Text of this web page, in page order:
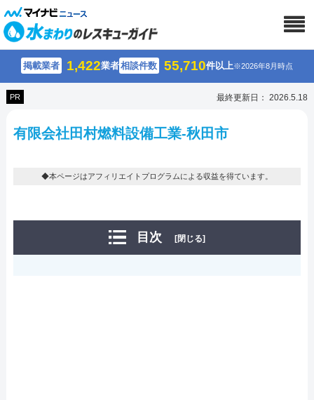
掲載業者 1,422業者相談件数 55,710件以上※2026年8月時点
PR 最終更新日： 2026.5.18
有限会社田村燃料設備工業-秋田市
◆本ページはアフィリエイトプログラムによる収益を得ています。
目次 [閉じる]